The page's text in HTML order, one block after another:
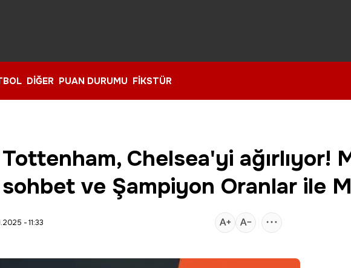
DİĞER PUAN DURUMU FİKSTÜR
Chelsea'yi ağırlıyor!
sohbet ve Şampiyon Oranlar ile
- 11:33